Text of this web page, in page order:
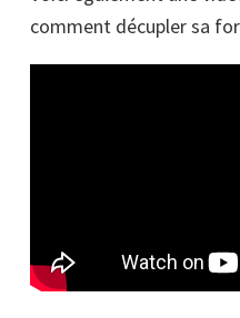
comment décupler sa